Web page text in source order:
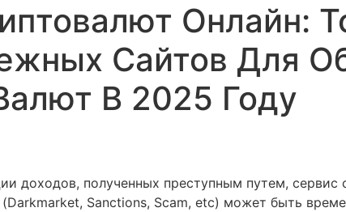
Онлайн:
Сайтов Для
В 2025 Году
доходов, полученных преступным путем, сервис
Sanctions, Scam, etc) может быть